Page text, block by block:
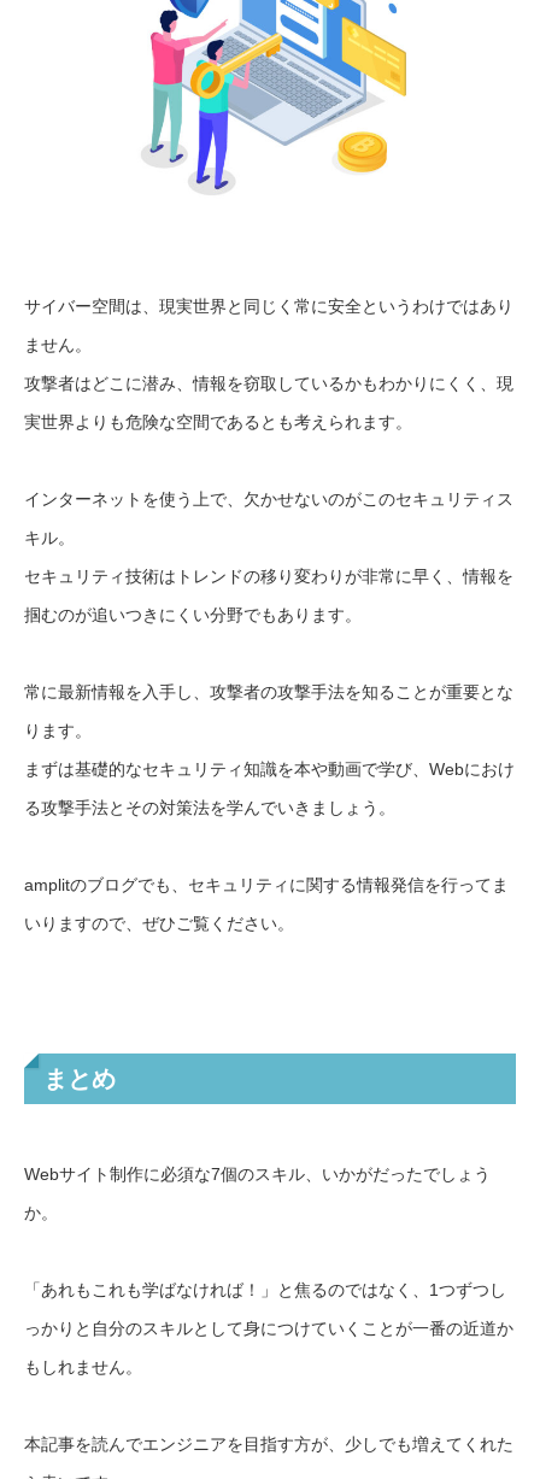
サイバー空間は、現実世界と同じく常に安全というわけではあり
ません。
攻撃者はどこに潜み、情報を窃取しているかもわかりにくく、現
実世界よりも危険な空間であるとも考えられます。
インターネットを使う上で、欠かせないのがこのセキュリティス
キル。
セキュリティ技術はトレンドの移り変わりが非常に早く、情報を
掴むのが追いつきにくい分野でもあります。
常に最新情報を入手し、攻撃者の攻撃手法を知ることが重要とな
ります。
まずは基礎的なセキュリティ知識を本や動画で学び、Webにおけ
る攻撃手法とその対策法を学んでいきましょう。
amplitのブログでも、セキュリティに関する情報発信を行ってま
いりますので、ぜひご覧ください。
まとめ
Webサイト制作に必須な7個のスキル、いかがだったでしょう
か。
「あれもこれも学ばなければ！」と焦るのではなく、1つずつし
っかりと自分のスキルとして身につけていくことが一番の近道か
もしれません。
本記事を読んでエンジニアを目指す方が、少しでも増えてくれた